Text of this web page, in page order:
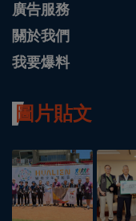
廣告服務
關於我們
我要爆料
圖片貼文